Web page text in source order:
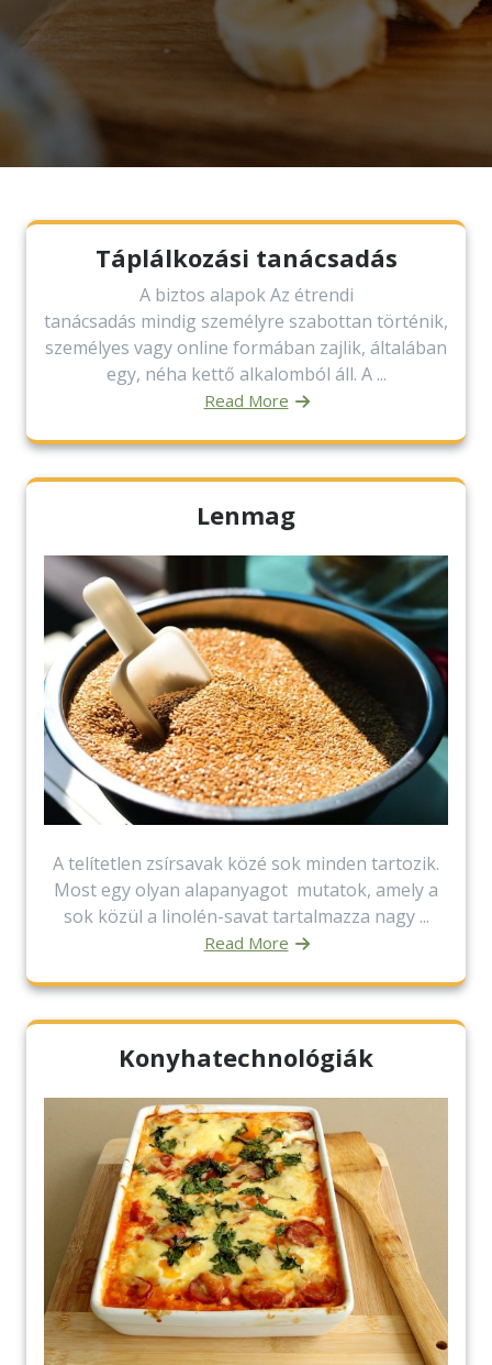
Táplálkozási tanácsadás
A biztos alapok Az étrendi
tanácsadás mindig személyre szabottan történik,
személyes vagy online formában zajlik, általában
egy, néha kettő alkalomból áll. A ...
Read More
Lenmag
A telítetlen zsírsavak közé sok minden tartozik.
Most egy olyan alapanyagot mutatok, amely a
sok közül a linolén-savat tartalmazza nagy ...
Read More
Konyhatechnológiák